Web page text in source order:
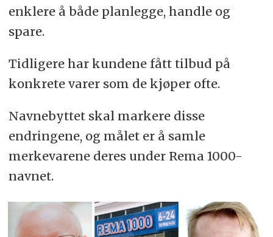
enklere å både planlegge, handle og
spare.
Tidligere har kundene fått tilbud på
konkrete varer som de kjøper ofte.
Navnebyttet skal markere disse
endringene, og målet er å samle
merkevarene deres under Rema 1000-
navnet.